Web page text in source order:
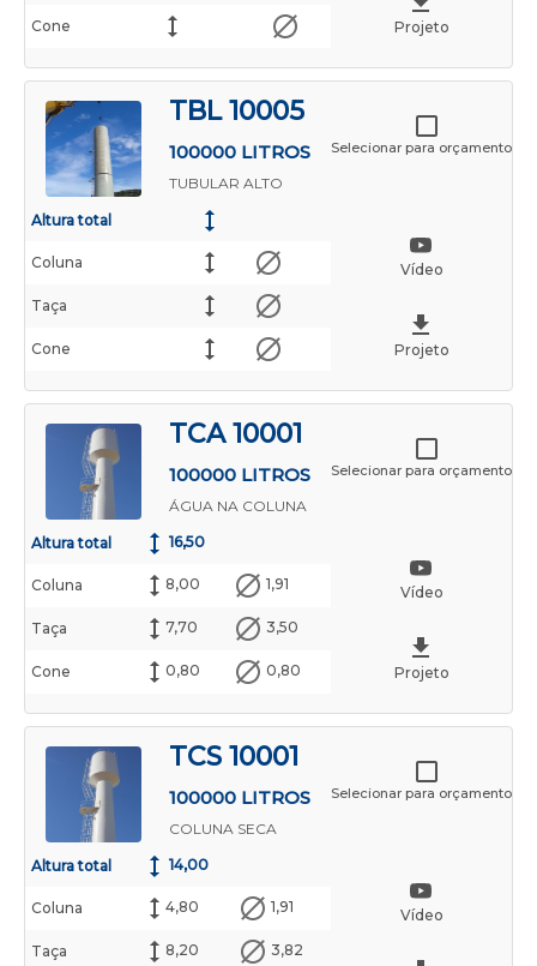
Projeto
Cone
TBL 10005
100000 LITROS
TUBULAR ALTO
Vídeo
Projeto
Altura total
Coluna
Taça
Cone
Selecionar para orçamento
TCA 10001
100000 LITROS
ÁGUA NA COLUNA
Vídeo
Projeto
Altura total 16,50
Coluna 8,00 1,91
Taça 7,70 3,50
Cone 0,80 0,80
Selecionar para orçamento
TCS 10001
100000 LITROS
COLUNA SECA
Vídeo
Altura total 14,00
Coluna 4,80 1,91
Taça 8,20 3,82
Selecionar para orçamento